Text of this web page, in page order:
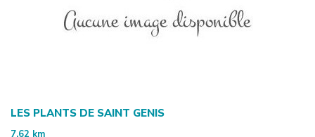
LES PLANTS DE SAINT GENIS
7.62 km